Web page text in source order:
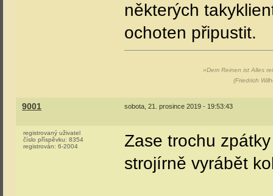
některých
ochoten připustit.
»Dem Reinen ist Alles
(Friedrich
9001 sobota, 21. prosince 2019 - 19:53:43
registrovaný uživatel
číslo příspěvku: 8354
registrován: 6-2004
Zase trochu
strojírně vyrábět